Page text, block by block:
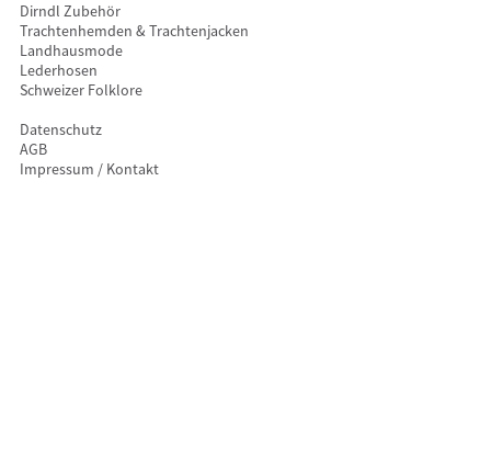
Dirndl Zubehör
Trachtenhemden & Trachtenjacken
Landhausmode
Lederhosen
Schweizer Folklore
Datenschutz
AGB
Impressum / Kontakt